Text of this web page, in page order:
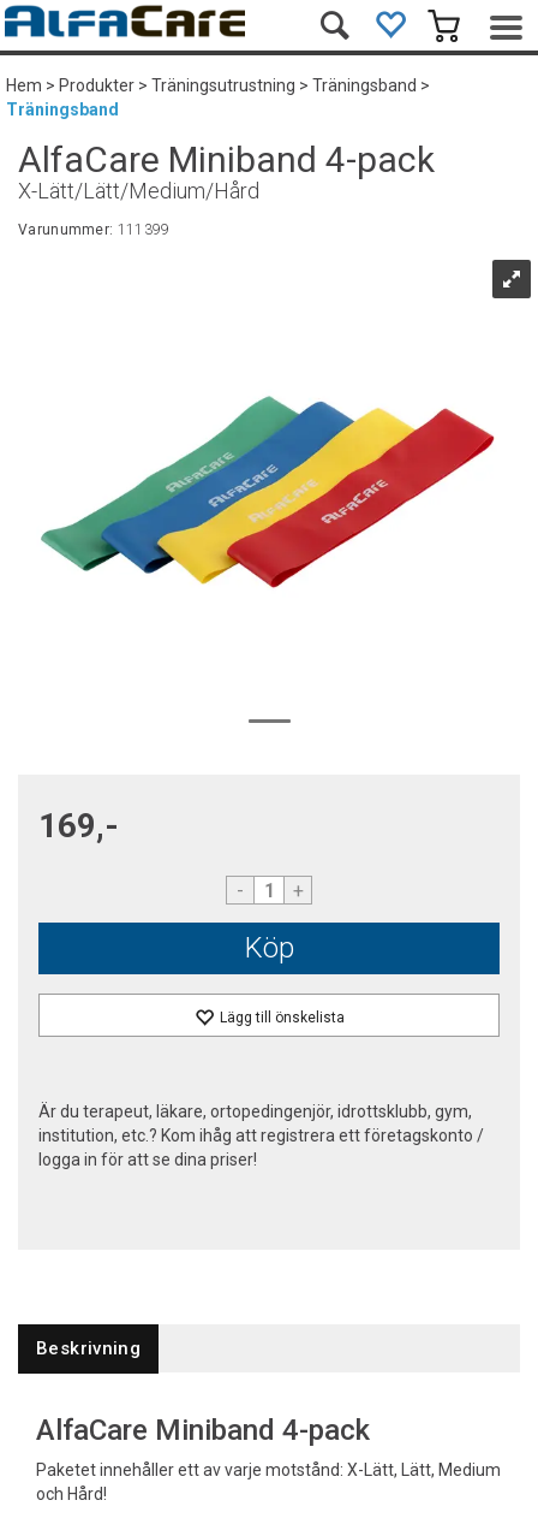
Hem>Produkter>Träningsutrustning>Träningsband>
Träningsband
AlfaCare Miniband 4-pack
X-Lätt/Lätt/Medium/Hård
Varunummer: 111399
169,-
- +
Köp
Lägg till önskelista
Är du terapeut, läkare, ortopedingenjör, idrottsklubb, gym,
institution, etc.? Kom ihåg att registrera ett företagskonto /
logga in för att se dina priser!
Beskrivning
AlfaCare Miniband 4-pack
Paketet innehåller ett av varje motstånd: X-Lätt, Lätt, Medium
och Hård!